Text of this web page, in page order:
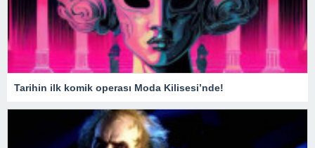
Tarihin ilk komik operası Moda Kilisesi’nde!